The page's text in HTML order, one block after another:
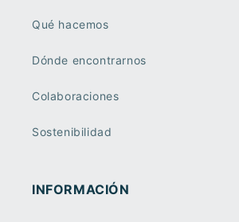
Qué hacemos
Dónde encontrarnos
Colaboraciones
Sostenibilidad
INFORMACIÓN